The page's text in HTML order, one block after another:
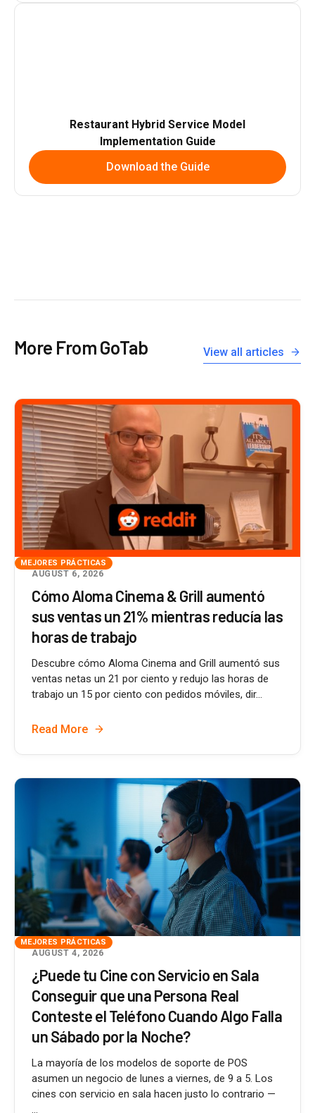
Restaurant Hybrid Service Model
Implementation Guide
Download the Guide
More From GoTab View all articles
MEJORES PRÁCTICAS
AUGUST 6, 2026
Cómo Aloma Cinema & Grill aumentó
sus ventas un 21% mientras reducía las
horas de trabajo
Descubre cómo Aloma Cinema and Grill aumentó sus
ventas netas un 21 por ciento y redujo las horas de
trabajo un 15 por ciento con pedidos móviles, dir...
Read More
MEJORES PRÁCTICAS
AUGUST 4, 2026
¿Puede tu Cine con Servicio en Sala
Conseguir que una Persona Real
Conteste el Teléfono Cuando Algo Falla
un Sábado por la Noche?
La mayoría de los modelos de soporte de POS
asumen un negocio de lunes a viernes, de 9 a 5. Los
cines con servicio en sala hacen justo lo contrario —